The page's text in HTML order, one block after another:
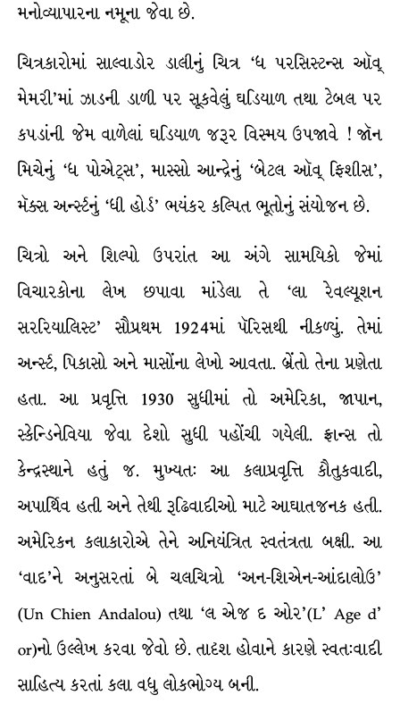
મનોવ્યાપારના નમૂના જેવા છે.
ચિત્રકારોમાં સાલ્વાડોર ડાલીનું ચિત્ર ‘ધ પરસિસ્ટન્સ ઑવ્
મેમરી’માં ઝાડની ડાળી પર સૂકવેલું ઘડિયાળ તથા ટેબલ પર
કપડાંની જેમ વાળેલાં ઘડિયાળ જરૂર વિસ્મય ઉપજાવે ! જૉન
મિચેનું ‘ધ પોએટ્સ’, માસ્સો આન્દ્રેનું ‘બેટલ ઑવ્ ફિશીસ’,
મૅક્સ અર્ન્સ્ટનું ‘ધી હોર્ડ’ ભયંકર કલ્પિત ભૂતોનું સંયોજન છે.
ચિત્રો અને શિલ્પો ઉપરાંત આ અંગે સામયિકો જેમાં
વિચારકોના લેખ છપાવા માંડેલા તે ‘લા રેવલ્યૂશન
સરરિયાલિસ્ટ’ સૌપ્રથમ 1924માં પૅરિસથી નીકળ્યું. તેમાં
અર્ન્સ્ટ, પિકાસો અને માસોંના લેખો આવતા. બ્રેંતો તેના પ્રણેતા
હતા. આ પ્રવૃત્તિ 1930 સુધીમાં તો અમેરિકા, જાપાન,
સ્કેન્ડિનેવિયા જેવા દેશો સુધી પહોંચી ગયેલી. ફ્રાન્સ તો
કેન્દ્રસ્થાને હતું જ. મુખ્યત: આ કલાપ્રવૃત્તિ કૌતુકવાદી,
અપાર્થિવ હતી અને તેથી રૂઢિવાદીઓ માટે આઘાતજનક હતી.
અમેરિકન કલાકારોએ તેને અનિયંત્રિત સ્વતંત્રતા બક્ષી. આ
‘વાદ’ને અનુસરતાં બે ચલચિત્રો ‘અન-શિએન-આંદાલોઉ’
(Un Chien Andalou) તથા ‘લ એજ દ ઓર’(L’ Age d’
or)નો ઉલ્લેખ કરવા જેવો છે. તાદૃશ હોવાને કારણે સ્વત:વાદી
સાહિત્ય કરતાં કલા વધુ લોકભોગ્ય બની.